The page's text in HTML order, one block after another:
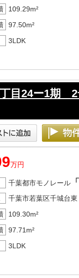
109.29m²
97.50m²
3LDK
目24ー1期
万円
千葉都市モノレール
千葉市若葉区千城台東
109.30m²
97.71m²
3LDK